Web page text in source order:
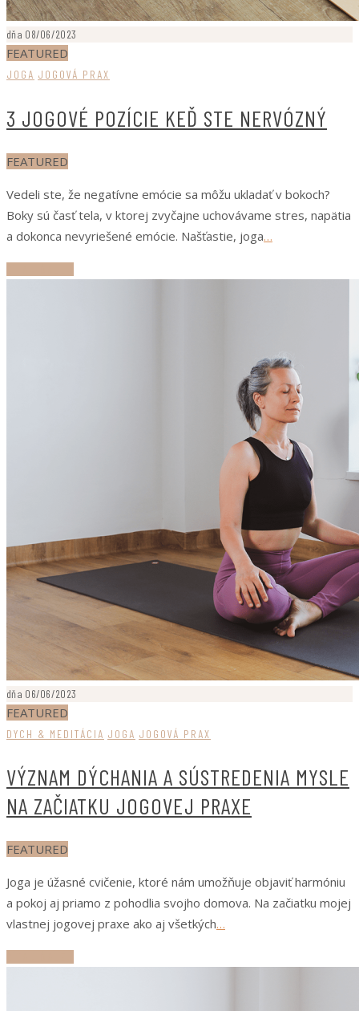
dňa 08/06/2023
FEATURED
JOGA JOGOVÁ PRAX
3 JOGOVÉ POZÍCIE KEĎ STE NERVÓZNÝ
FEATURED
Vedeli ste, že negatívne emócie sa môžu ukladať v bokoch?
Boky sú časť tela, v ktorej zvyčajne uchovávame stres, napätia
a dokonca nevyriešené emócie. Našťastie, joga…
dňa 06/06/2023
FEATURED
DYCH & MEDITÁCIA JOGA JOGOVÁ PRAX
VÝZNAM DÝCHANIA A SÚSTREDENIA MYSLE
NA ZAČIATKU JOGOVEJ PRAXE
FEATURED
Joga je úžasné cvičenie, ktoré nám umožňuje objaviť harmóniu
a pokoj aj priamo z pohodlia svojho domova. Na začiatku mojej
vlastnej jogovej praxe ako aj všetkých…